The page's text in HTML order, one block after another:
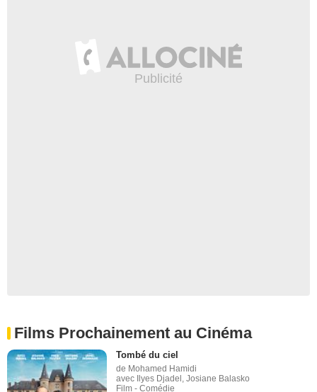
Films Prochainement au Cinéma
Tombé du ciel
de Mohamed Hamidi
avec Ilyes Djadel, Josiane Balasko
Film - Comédie